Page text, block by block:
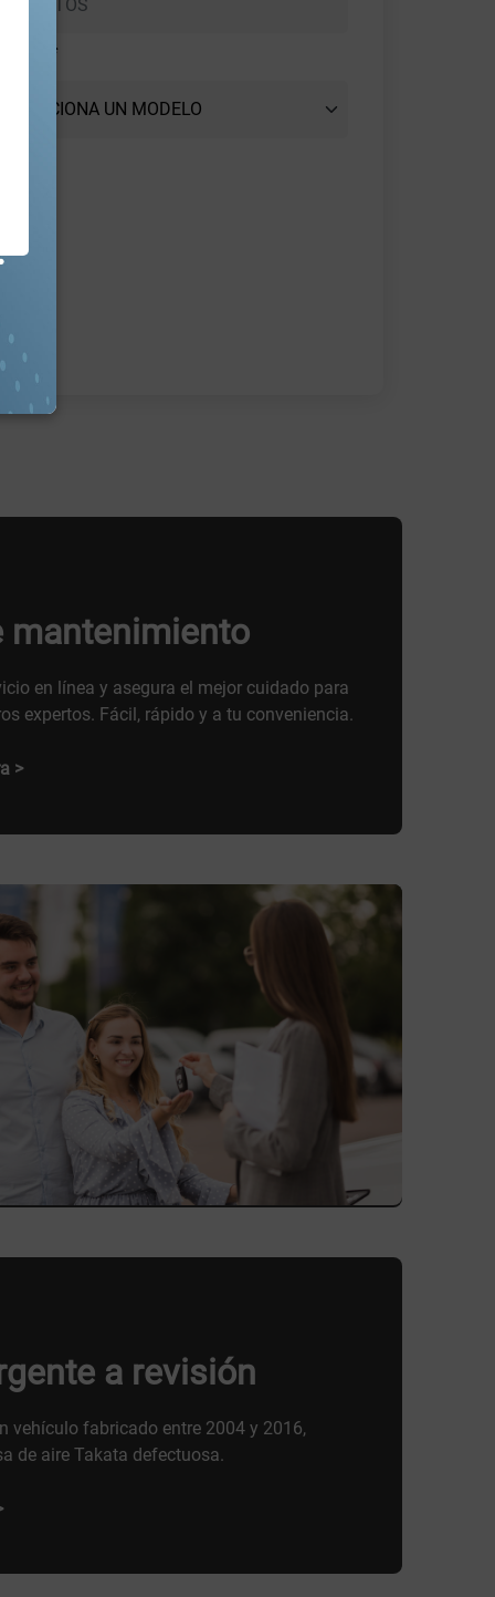
mantenimiento
en línea y asegura el mejor cuidado para
expertos. Fácil, rápido y a tu conveniencia.
>
a revisión
vehículo fabricado entre 2004 y 2016,
de aire Takata defectuosa.